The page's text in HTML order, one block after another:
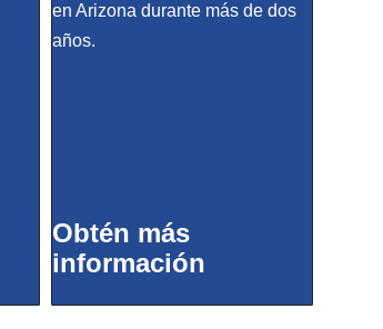
en Arizona durante más de dos
años.
Obtén más
información